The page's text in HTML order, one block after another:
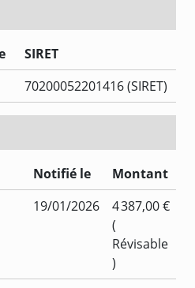
SIRET
70200052201416 (SIRET)
Notifié le
Montant
19/01/2026
4 387,00 €
(
Révisable
)